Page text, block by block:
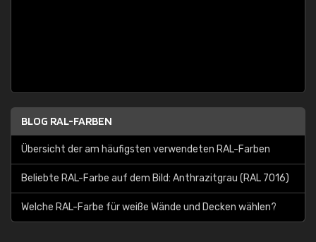
BLOG RAL-FARBEN
Übersicht der am häufigsten verwendeten RAL-Farben
Beliebte RAL-Farbe auf dem Bild: Anthrazitgrau (RAL 7016)
Welche RAL-Farbe für weiße Wände und Decken wählen?